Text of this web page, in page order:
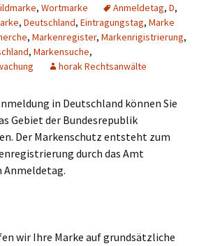
, Wortmarke Anmeldetag, D,
, Deutschland, Eintragungstag, Marke
, Markenregister, Markenrigistrierung,
, Markensuche,
horak Rechtsanwälte
in Deutschland können Sie
Gebiet der Bundesrepublik
Der Markenschutz entsteht zum
durch das Amt
Anmeldetag.
wir Ihre Marke auf grundsätzliche